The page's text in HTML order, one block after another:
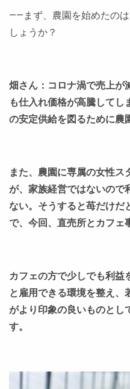
――まず、農園を始めたの
しょうか？
畑さん：コロナ渦で売上が
も仕入れ価格が高騰して
の安定供給を図るために農
また、農園に専属の女性
が、家族経営ではないので
ない。そうすると苺だけだ
で、今回、直売所とカフェ
カフェの方で少しでも利益
と雇用できる環境を整え、
がより印象の良いものとし
す。